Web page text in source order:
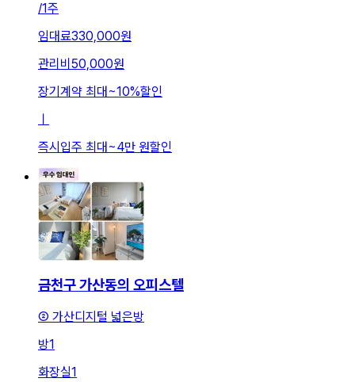
/1주
임대료330,000원
관리비 50,000원
장기계약 최대 ~10%할인
즉시입주 최대 ~4만 원할인
금천구 가산동의 오피스텔
② 가산디지털 넓은방
방1
화장실1